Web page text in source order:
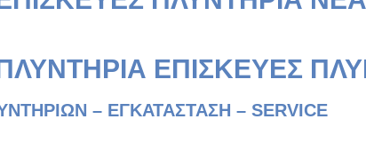
ΠΛΥΝΤΗΡΙΑ ΕΠΙΣΚΕΥΕΣ
– ΕΓΚΑΤΑΣΤΑΣΗ – SERVICE